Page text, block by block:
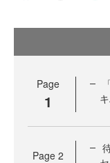
Page
1
Page 2